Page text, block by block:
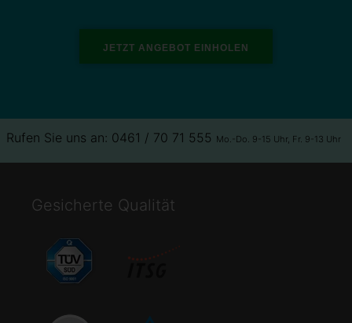
Rufen Sie uns an: 0461 / 70 71 555 Mo.-Do. 9-15 Uhr, Fr. 9-13 Uhr
Gesicherte Qualität